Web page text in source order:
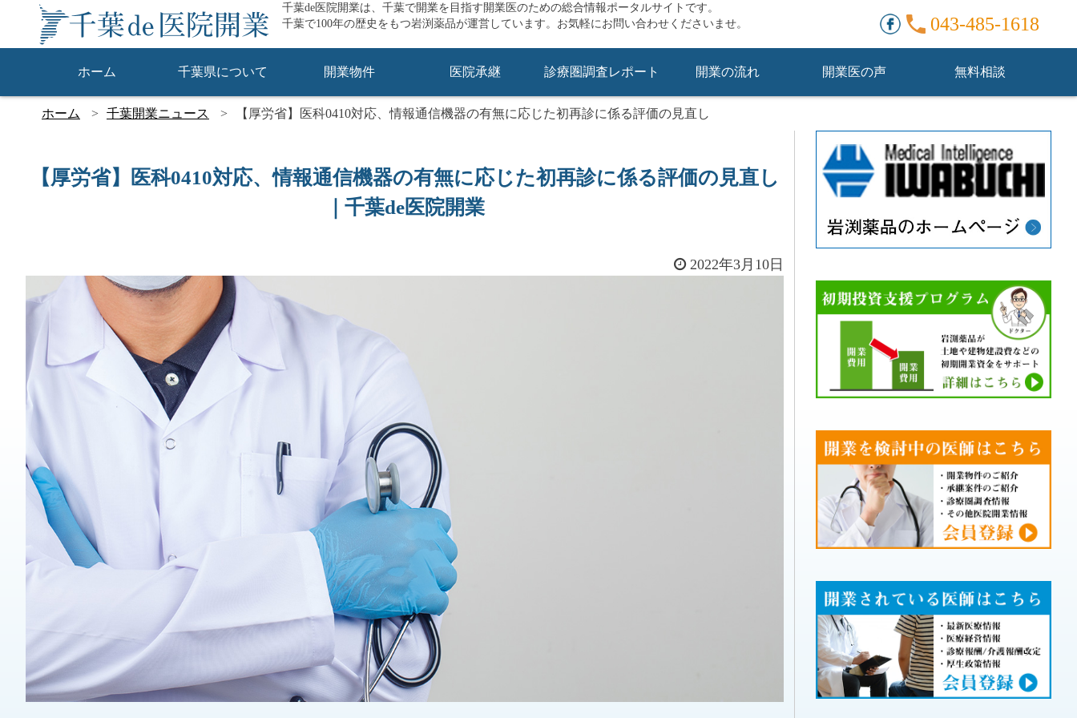
千葉de医院開業は、千葉で開業を目指す開業医のための総合情報ポータルサイトです。
千葉で100年の歴史をもつ岩渕薬品が運営しています。お気軽にお問い合わせくださいませ。
043-485-1618
ホーム 千葉県について 開業物件 医院承継 診療圏調査レポート 開業の流れ 開業医の声 無料相談
ホーム 千葉開業ニュース 【厚労省】医科0410対応、情報通信機器の有無に応じた初再診に係る評価の見直し
【厚労省】医科0410対応、情報通信機器の有無に応じた初再診に係る評価の見直し
｜千葉de医院開業
2022年3月10日